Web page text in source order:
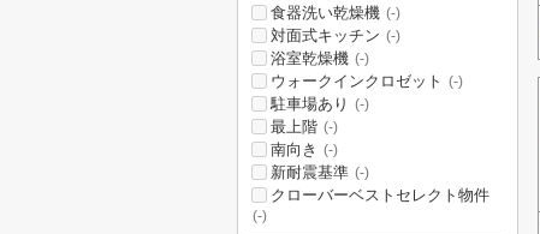
食器洗い乾燥機 (-)
対面式キッチン (-)
浴室乾燥機 (-)
ウォークインクロゼット (-)
駐車場あり (-)
最上階 (-)
南向き (-)
新耐震基準 (-)
クローバーベストセレクト物件
(-)